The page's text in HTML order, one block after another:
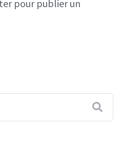
pour publier un